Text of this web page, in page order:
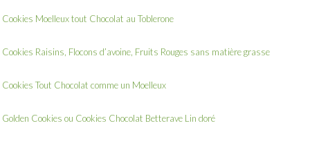
Cookies Moelleux tout Chocolat au Toblerone
Cookies Raisins, Flocons d’avoine, Fruits Rouges sans matière grasse
Cookies Tout Chocolat comme un Moelleux
Golden Cookies ou Cookies Chocolat Betterave Lin doré